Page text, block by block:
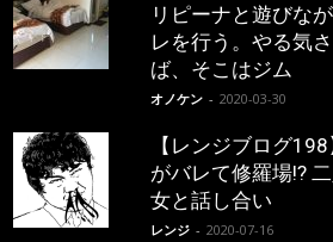
リピーナと遊びな
レを行う。やる気
ば、そこはジム
オノケン - 2020-03-30
【レンジブログ
がバレて修羅場!?
女と話し合い
レンジ - 2020-07-16